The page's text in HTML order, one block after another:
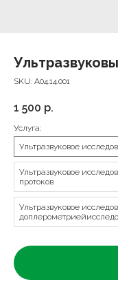
SKU: A04.14.001
1 500 р.
Услуга:
Ультразвуковое
Ультразвуковое
протоков
Ультразвуковое